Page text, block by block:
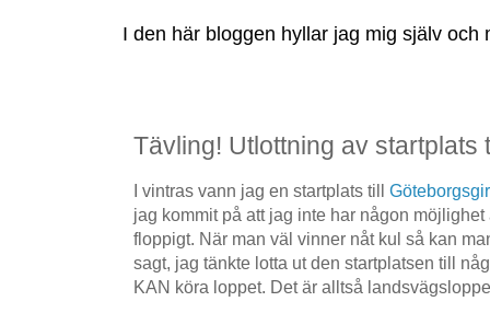
I den här bloggen hyllar jag mig själv
Tävling! Utlottning av startplats
I vintras vann jag en startplats till
jag kommit på att jag inte har någon
floppigt. När man väl vinner nåt kul så kan
sagt, jag tänkte lotta ut den startplatsen till
KAN köra loppet. Det är alltså